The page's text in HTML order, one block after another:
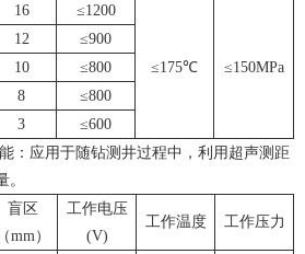
16 ≤1200
≤175℃ ≤150MPa
12
≤900
10
≤800
8
≤800
3
≤600
应用于随钻测井过程中，利用超声测距
盲区
（mm）
工作电压
(V)
工作温度 工作压力